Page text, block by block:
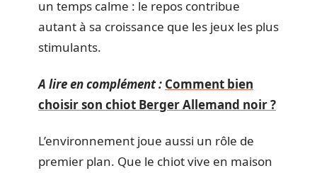
un temps calme : le repos contribue
autant à sa croissance que les jeux les plus
stimulants.
A lire en complément : Comment bien
choisir son chiot Berger Allemand noir ?
L’environnement joue aussi un rôle de
premier plan. Que le chiot vive en maison